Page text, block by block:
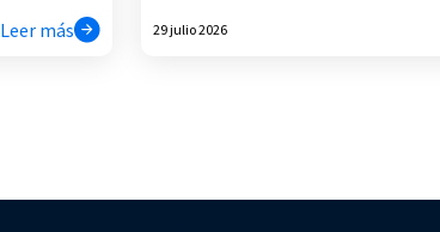
Leer más 29 julio 2026